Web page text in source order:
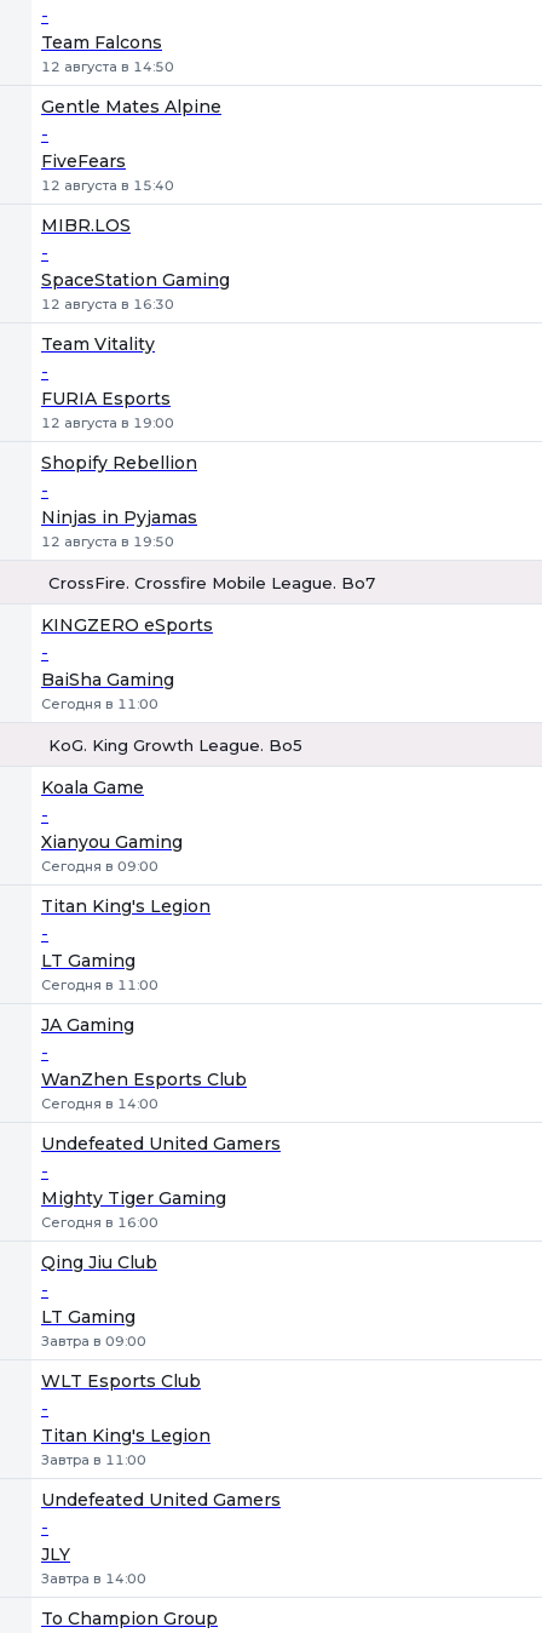
-
Team Falcons
12 августа в 14:50
Gentle Mates Alpine
-
FiveFears
12 августа в 15:40
MIBR.LOS
-
SpaceStation Gaming
12 августа в 16:30
Team Vitality
-
FURIA Esports
12 августа в 19:00
Shopify Rebellion
-
Ninjas in Pyjamas
12 августа в 19:50
CrossFire. Crossfire Mobile League. Bo7
KINGZERO eSports
-
BaiSha Gaming
Сегодня в 11:00
KoG. King Growth League. Bo5
Koala Game
-
Xianyou Gaming
Сегодня в 09:00
Titan King's Legion
-
LT Gaming
Сегодня в 11:00
JA Gaming
-
WanZhen Esports Club
Сегодня в 14:00
Undefeated United Gamers
-
Mighty Tiger Gaming
Сегодня в 16:00
Qing Jiu Club
-
LT Gaming
Завтра в 09:00
WLT Esports Club
-
Titan King's Legion
Завтра в 11:00
Undefeated United Gamers
-
JLY
Завтра в 14:00
To Champion Group